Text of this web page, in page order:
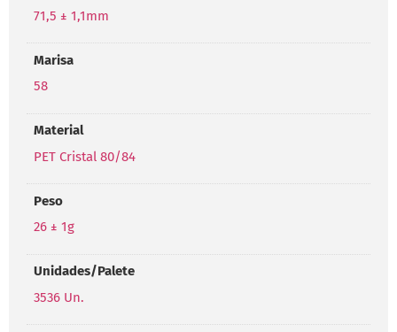
71,5 ± 1,1mm
Marisa
58
Material
PET Cristal 80/84
Peso
26 ± 1g
Unidades/Palete
3536 Un.